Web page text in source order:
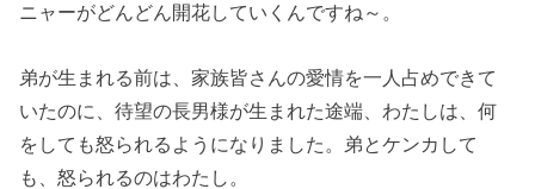
ニャーがどんどん開花していくんですね～。
弟が生まれる前は、家族皆さんの愛情を一人占めできて
いたのに、待望の長男様が生まれた途端、わたしは、何
をしても怒られるようになりました。弟とケンカして
も、怒られるのはわたし。